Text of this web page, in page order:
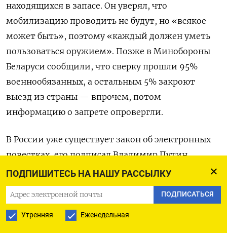
ПОДПИШИТЕСЬ НА НАШУ РАССЫЛКУ
ПОДПИСАТЬСЯ
Утренняя Еженедельная
находящихся в запасе. Он уверял, что
мобилизацию проводить не будут, но «всякое
может быть», поэтому «каждый должен уметь
пользоваться оружием». Позже в Минобороны
Беларуси сообщили, что сверку прошли 95%
военнообязанных, а остальным 5% закроют
выезд из страны — впрочем, потом
информацию о запрете опровергли.
В России уже существует закон об электронных
повестках, его подписал Владимир Путин
в апреле 2023 года. Для реализации закона
Минцфиры создает онлайн-реестр воинского
учета, он заработает в России не раньше 2025
года,утверждаютчиновники.